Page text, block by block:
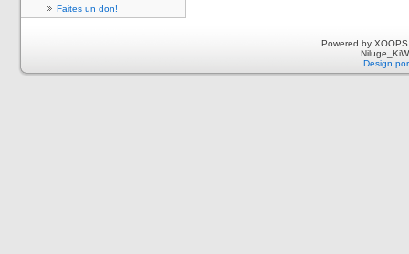
Faites un don!
Powered by
Design